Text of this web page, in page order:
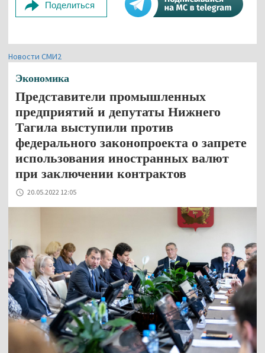
Поделиться
Новости СМИ2
Экономика
Представители промышленных
предприятий и депутаты Нижнего
Тагила выступили против
федерального законопроекта о запрете
использования иностранных валют
при заключении контрактов
20.05.2022 12:05